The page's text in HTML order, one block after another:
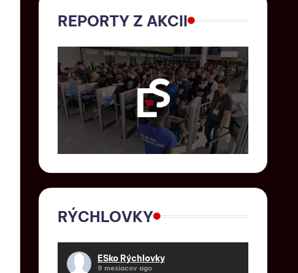
REPORTY Z AKCII
RÝCHLOVKY
ESko Rýchlovky
9 mesiacov ago